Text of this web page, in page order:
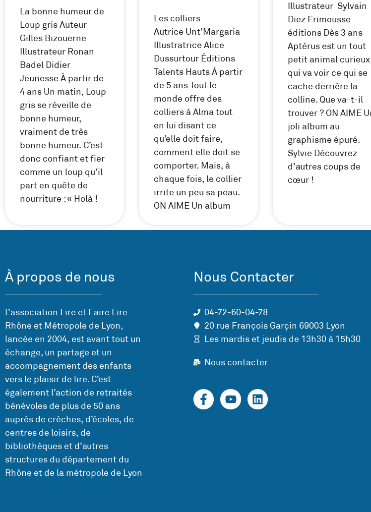
La bonne humeur de
Loup gris Auteur
Gilles Bizouerne
Illustrateur Ronan
Badel Didier
Jeunesse À partir de
4 ans Un matin, Loup
gris se réveille de
bonne humeur,
vraiment de très
bonne humeur. C’est
donc confiant et fier
comme un loup qu’il
part en quête de
nourriture : « Holà !
Les colliers
Autrice Unt’Margaria
Illustratrice Alice
Dussurtour Éditions
Talents Hauts À partir
de 5 ans Tout le
monde offre des
colliers à Alma tout
en lui disant ce
qu’elle doit faire,
comment elle doit se
comporter. Mais, à
chaque fois, le collier
irrite un peu sa peau.
ON AIME Un album
Illustrateur Sylvain
Diez Frimousse
éditions Dès 3 ans
Aptérus est un tout
petit animal curieux
qui va voir ce qui se
cache derrière la
colline. Que va-t-il
trouver ? ON AIME
joli album au
graphisme épuré.
Sylvie Découvrez
d’autres coups de
cœur !
À propos de nous
L’association Lire et Faire Lire
Rhône et Métropole de Lyon,
lancée en 2004, est avant tout un
échange, un partage et un
accompagnement des enfants
vers le plaisir de lire. C’est
également l’action de retraités
bénévoles de plus de 50 ans
auprès de crèches, d’écoles, de
centres de loisirs, de
bibliothèques et d’autres
structures du département du
Rhône et de la métropole de Lyon
Nous Contacter
04-72-60-04-78
20 rue François Garçin 69003 Lyon
Les mardis et jeudis de 13h30 à 15h30
Nous contacter